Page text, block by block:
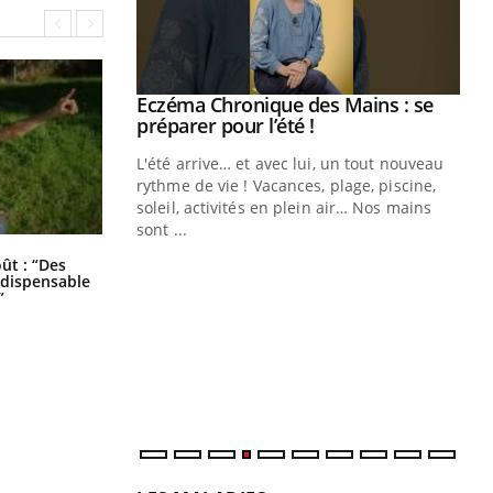
: “Des
: et si on
de type 2
chez les
les soignants.
Youtube
Eczéma Chronique des Mains : se
préparer pour l’été !Youtube
L'été arrive… et avec lui, un tout nouveau
rythme de vie ! Vacances, plage, piscine,
soleil, activités en plein air… Nos mains
sont ...